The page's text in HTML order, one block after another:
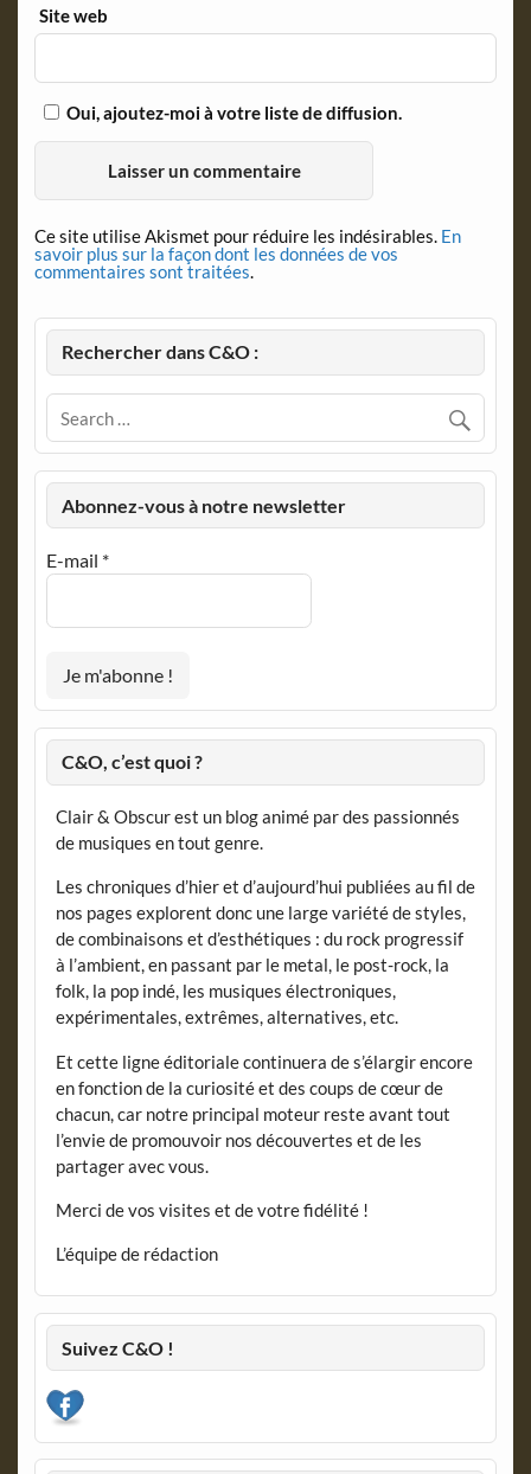
Site web
Oui, ajoutez-moi à votre liste de diffusion.
Ce site utilise Akismet pour réduire les indésirables. En
savoir plus sur la façon dont les données de vos
commentaires sont traitées.
Rechercher dans C&O :
Abonnez-vous à notre newsletter
E-mail *
C&O, c’est quoi ?
Clair & Obscur est un blog animé par des passionnés
de musiques en tout genre.
Les chroniques d’hier et d’aujourd’hui publiées au fil de
nos pages explorent donc une large variété de styles,
de combinaisons et d’esthétiques : du rock progressif
à l’ambient, en passant par le metal, le post-rock, la
folk, la pop indé, les musiques électroniques,
expérimentales, extrêmes, alternatives, etc.
Et cette ligne éditoriale continuera de s’élargir encore
en fonction de la curiosité et des coups de cœur de
chacun, car notre principal moteur reste avant tout
l’envie de promouvoir nos découvertes et de les
partager avec vous.
Merci de vos visites et de votre fidélité !
L’équipe de rédaction
Suivez C&O !